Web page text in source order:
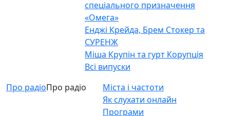
спеціального призначення
«Омега»
Енджі Крейда, Брем Стокер та
СУРЕНЖ
Міша Крупін та гурт Корупція
Всі випуски
Про радіоПро радіо
Міста і частоти
Як слухати онлайн
Програми